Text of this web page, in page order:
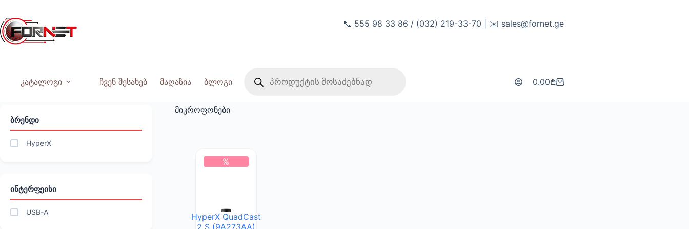
content
📞 555 98 33 86 / (032) 219-33-70 | ✉️ sales@fornet.ge
კატალოგი ჩვენ შესახებ მაღაზია ბლოგი
search
Shopping
0.00₾
მიკროფონები
%
HyperX QuadCast
2 S (9A273AA)
ᲑᲠᲔᲜᲓᲘ
HyperX
ᲘᲜᲢᲔᲠᲤᲔᲘᲡᲘ
USB-A